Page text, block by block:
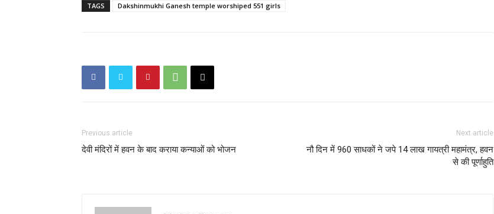
TAGS Dakshinmukhi Ganesh temple worshiped 551 girls
Previous article
देवी मंदिरों में हवन के बाद कराया कन्याओं को भोजन
Next article
नौ दिन में 960 साधकों ने जपे 14 लाख गायत्री महामंत्र, हवन
से की पूर्णाहुति